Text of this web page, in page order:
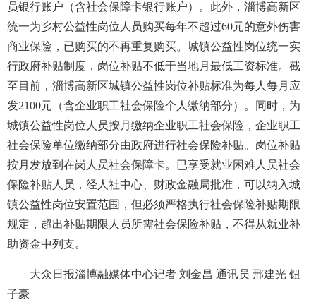
员银行账户（含社会保障卡银行账户）。此外，淄博高新区
统一为乡村公益性岗位人员购买每年不超过60元的意外伤害
商业保险，已购买的不再重复购买。城镇公益性岗位统一实
行政府补贴制度，岗位补贴不低于当地月最低工资标准。截
至目前，淄博高新区城镇公益性岗位补贴标准为每人每月应
发2100元（含企业职工社会保险个人缴纳部分）。同时，为
城镇公益性岗位人员按月缴纳企业职工社会保险，企业职工
社会保险单位缴纳部分由政府进行社会保险补贴。岗位补贴
按月发放到在岗人员社会保障卡。已享受就业困难人员社会
保险补贴人员，经人社中心、财政金融局批准，可以纳入城
镇公益性岗位安置范围，但必须严格执行社会保险补贴期限
规定，超出补贴期限人员所需社会保险补贴，不得从就业补
助资金中列支。
大众日报淄博融媒体中心记者 刘金昌 通讯员 邢建光 钮
子豪